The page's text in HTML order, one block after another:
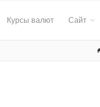
Курсы валют Сайт